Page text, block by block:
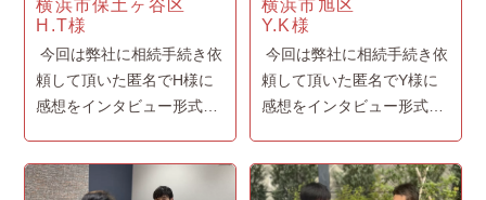
横浜市保土ヶ谷区
H.T様
今回は弊社に相続手続き依
頼して頂いた匿名でH様に
感想をインタビュー形式で
続きを依頼したもの H様：
横浜市旭区
Y.K様
今回は弊社に相続手続き依
頼して頂いた匿名でY様に
感想をインタビュー形式で
続きを終えた感想 お客様：